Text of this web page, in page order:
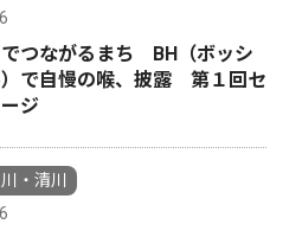
つながるまち BH（ボッシ
）で自慢の喉、披露 第１回セ
ジ
・清川